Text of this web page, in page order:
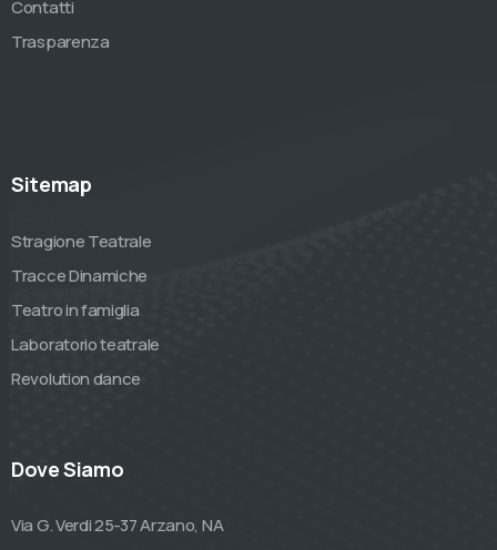
Contatti
Trasparenza
Sitemap
Stragione Teatrale
Tracce Dinamiche
Teatro in famiglia
Laboratorio teatrale
Revolution dance
Dove Siamo
Via G. Verdi 25-37 Arzano, NA